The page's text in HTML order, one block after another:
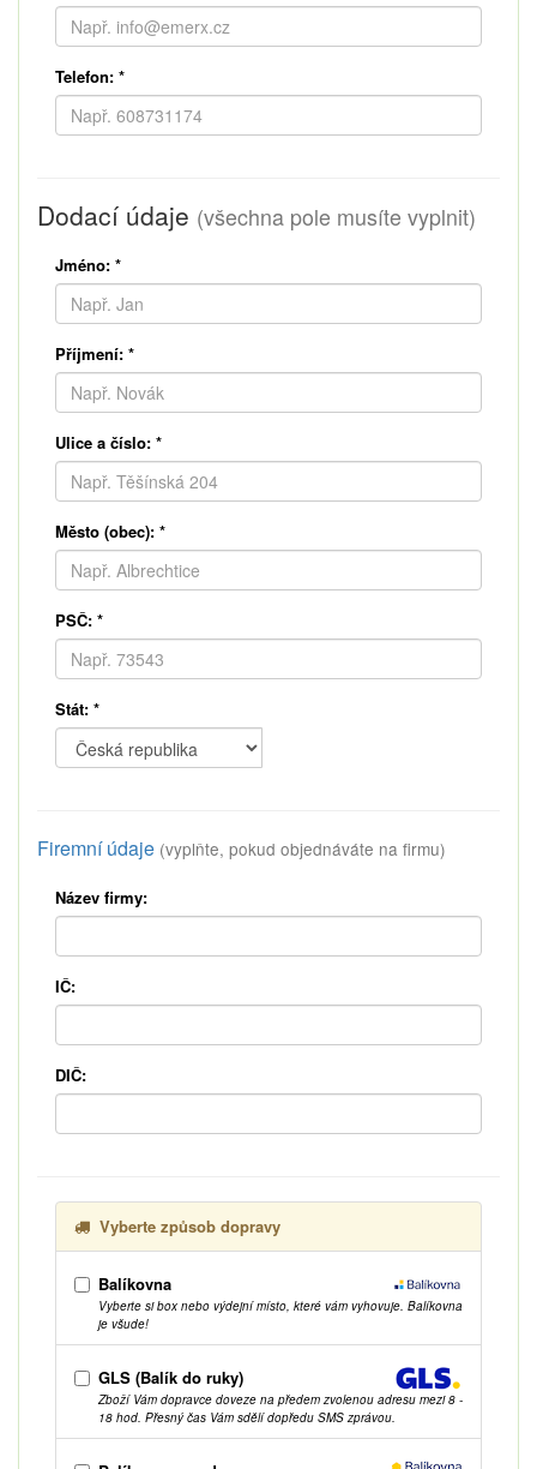
Telefon: *
Dodací údaje (všechna pole musíte vyplnit)
Jméno: *
Příjmení: *
Ulice a číslo: *
Město (obec): *
PSČ: *
Stát: *
Firemní údaje (vyplňte, pokud objednáváte na firmu)
Název firmy:
IČ:
DIČ:
Vyberte způsob dopravy
Balíkovna
Vyberte si box nebo výdejní místo, které vám vyhovuje. Balíkovna
je všude!
GLS (Balík do ruky)
Zboží Vám dopravce doveze na předem zvolenou adresu mezi 8 -
18 hod. Přesný čas Vám sdělí dopředu SMS zprávou.